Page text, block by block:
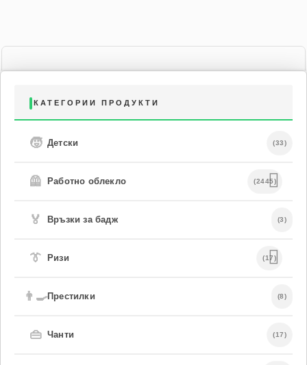
КАТЕГОРИИ ПРОДУКТИ
🧒 Детски (33)
🦺 Работно облекло (2445)
🏅 Връзки за бадж (3)
👔 Ризи (17)
👨‍🍳Престилки (8)
👜 Чанти (17)